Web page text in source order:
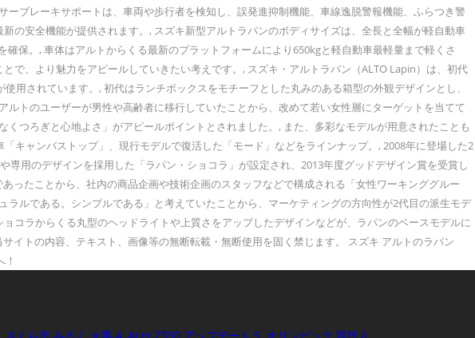
ブレーキサポートは、車両や歩行者を検知し、誤発進抑制機能、車線逸脱警報機能、ふらつき警
の安全機能が提供されます。, スズキ新型アルトラパンのボディサイズは、全長と全幅が軽自動車
保。, 車体はアルトからくる最新のプラットフォームにより650kgと軽自動車最軽量まで軽くさ
で、より魅力をアピールしていきたい考えです。, スズキ・アルトラパン（ALTO Lapin）は、初代
されています。, 初代はランチボックスをモチーフとした丸みのある箱型の外観デザインとし、
トのユーザーが男性や高齢者に移行していたことから、改めて若い女性層にターゲットを当てて
つろぎと心地よさ」がアピールポイントとされました。, また、多彩なモデルが用意されたことも
キャンバストップ」、現行モデルで復活した「モード」などをラインナップ。, 2008年に登場した2
用のデザインを採用した「ラパン・ショコラ」が設定され、2013年度グッドデザイン賞を受賞し
ったことから、社内の商品企画や技術企画のスタッフなどで構成される「女性ワーキンググルー
ルである。シンプルである」と考えていたことから、マーケティングの方向性が2代目の派生モデ
コラからくる丸型のヘッドライトや上質さをアップしたデザインなどが、ラパンのベースモデルに
イトの内容、テキスト、画像等の無断転載・無断使用を固く禁じます。 スズキ アルトのラパン